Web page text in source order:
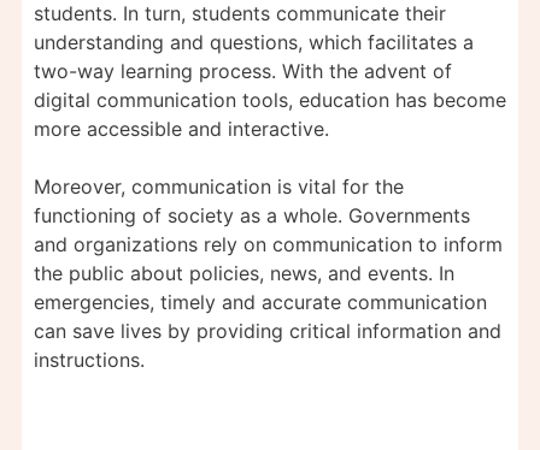
students. In turn, students communicate their
understanding and questions, which facilitates a
two-way learning process. With the advent of
digital communication tools, education has become
more accessible and interactive.
Moreover, communication is vital for the
functioning of society as a whole. Governments
and organizations rely on communication to inform
the public about policies, news, and events. In
emergencies, timely and accurate communication
can save lives by providing critical information and
instructions.